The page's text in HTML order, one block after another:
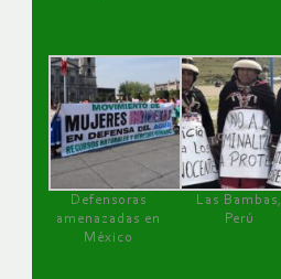
Defensoras
amenazadas en
México
Las Bambas,
Perú